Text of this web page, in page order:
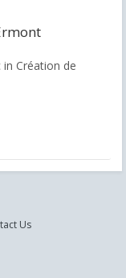
in Création de
Us